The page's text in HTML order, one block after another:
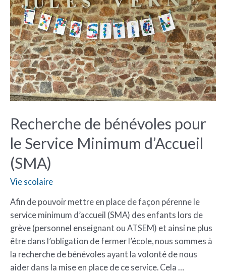
Recherche de bénévoles pour
le Service Minimum d’Accueil
(SMA)
Vie scolaire
Afin de pouvoir mettre en place de façon pérenne le
service minimum d’accueil (SMA) des enfants lors de
grève (personnel enseignant ou ATSEM) et ainsi ne plus
être dans l’obligation de fermer l’école, nous sommes à
la recherche de bénévoles ayant la volonté de nous
aider dans la mise en place de ce service. Cela …
le
Service
Minimum
d’Accueil
(SMA)